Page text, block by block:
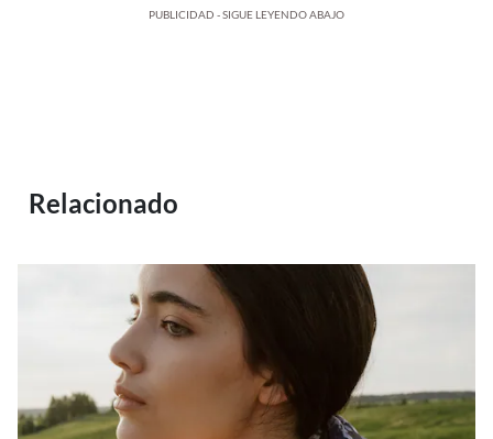
PUBLICIDAD - SIGUE LEYENDO ABAJO
Relacionado